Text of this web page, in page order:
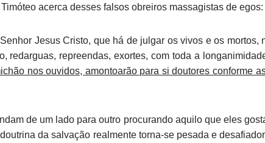
acerca desses falsos obreiros massagistas de egos:
Jesus Cristo, que há de julgar os vivos e os
redarguas, repreendas, exortes, com toda a
nos ouvidos, amontoarão para si doutores conforme
de um lado para outro procurando aquilo que eles
da salvação realmente torna-se pesada e